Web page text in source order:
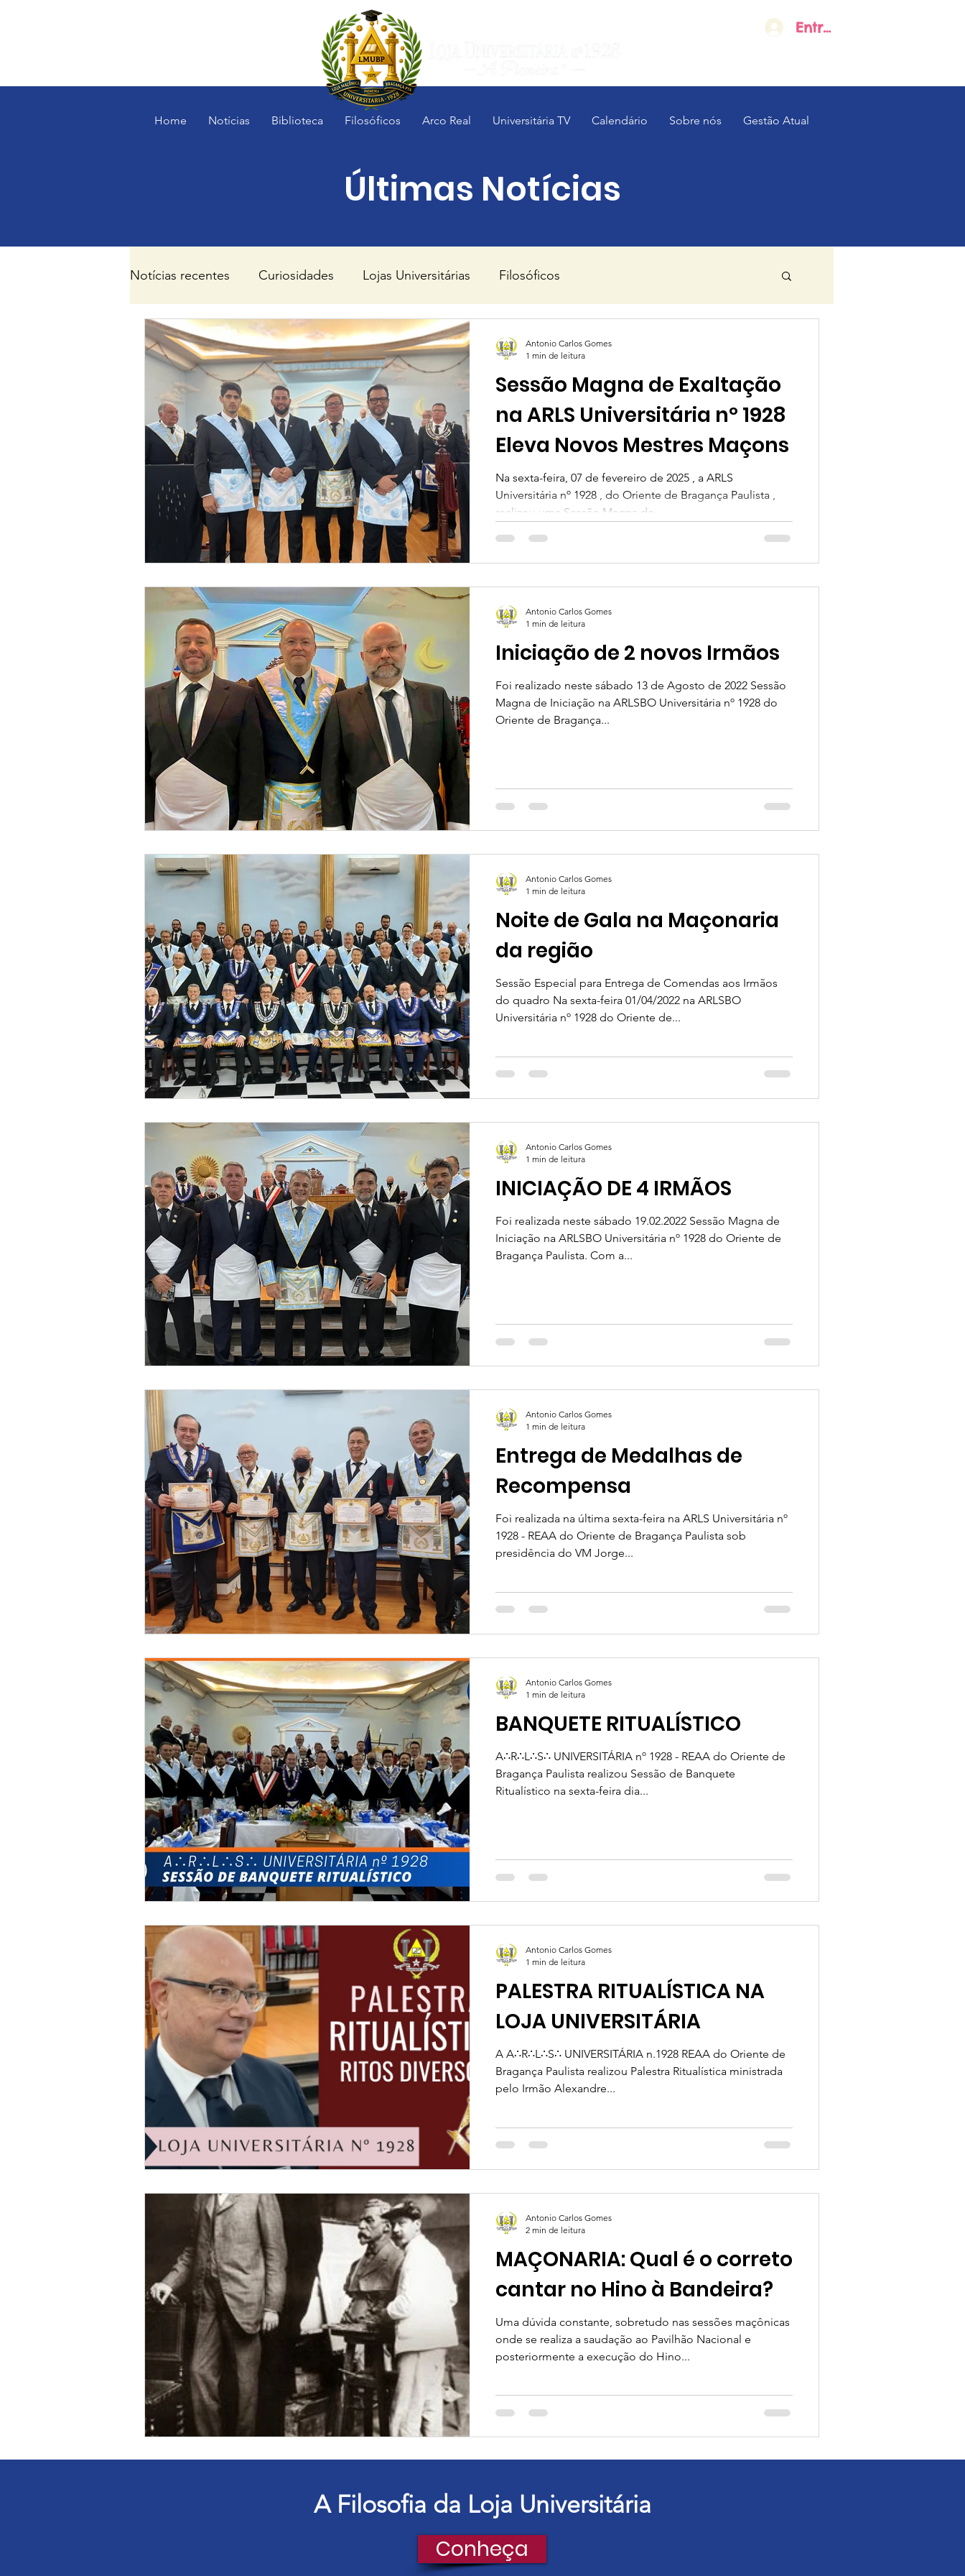
Home Notícias Biblioteca Filosóficos Arco Real Universitária TV Calendário Sobre nós Gestão Atual
Entrar
Últimas Notícias
Notícias recentes Curiosidades Lojas Universitárias Filosóficos
Sessão Magna de Exaltação
na ARLS Universitária nº 1928
Eleva Novos Mestres Maçons
Na sexta-feira, 07 de fevereiro de 2025 , a ARLS
Universitária nº 1928 , do Oriente de Bragança Paulista ,
realizou uma Sessão Magna de...
Antonio Carlos Gomes
1 min de leitura
Iniciação de 2 novos Irmãos
Foi realizado neste sábado 13 de Agosto de 2022 Sessão
Magna de Iniciação na ARLSBO Universitária nº 1928 do
Oriente de Bragança...
Antonio Carlos Gomes
1 min de leitura
Noite de Gala na Maçonaria
da região
Sessão Especial para Entrega de Comendas aos Irmãos
do quadro Na sexta-feira 01/04/2022 na ARLSBO
Universitária nº 1928 do Oriente de...
Antonio Carlos Gomes
1 min de leitura
INICIAÇÃO DE 4 IRMÃOS
Foi realizada neste sábado 19.02.2022 Sessão Magna de
Iniciação na ARLSBO Universitária nº 1928 do Oriente de
Bragança Paulista. Com a...
Antonio Carlos Gomes
1 min de leitura
Entrega de Medalhas de
Recompensa
Foi realizada na última sexta-feira na ARLS Universitária nº
1928 - REAA do Oriente de Bragança Paulista sob
presidência do VM Jorge...
Antonio Carlos Gomes
1 min de leitura
BANQUETE RITUALÍSTICO
A∴R∴L∴S∴ UNIVERSITÁRIA nº 1928 - REAA do Oriente de
Bragança Paulista realizou Sessão de Banquete
Ritualístico na sexta-feira dia...
Antonio Carlos Gomes
1 min de leitura
PALESTRA RITUALÍSTICA NA
LOJA UNIVERSITÁRIA
A A∴R∴L∴S∴ UNIVERSITÁRIA n.1928 REAA do Oriente de
Bragança Paulista realizou Palestra Ritualística ministrada
pelo Irmão Alexandre...
Antonio Carlos Gomes
1 min de leitura
MAÇONARIA: Qual é o correto
cantar no Hino à Bandeira?
Uma dúvida constante, sobretudo nas sessões maçônicas
onde se realiza a saudação ao Pavilhão Nacional e
posteriormente a execução do Hino...
Antonio Carlos Gomes
2 min de leitura
A Filosofia da Loja Universitária
Conheça